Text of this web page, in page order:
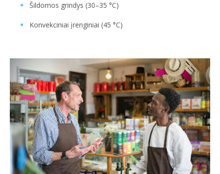
Šildomos grindys (30–35 °C)
Konvekciniai įrenginiai (45 °C)